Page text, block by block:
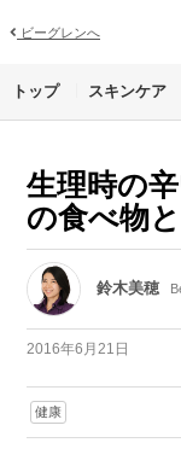
ビーグレンへ
トップ スキンケア
生理時の
の食べ物
鈴木美穂
2016年6月21日
健康